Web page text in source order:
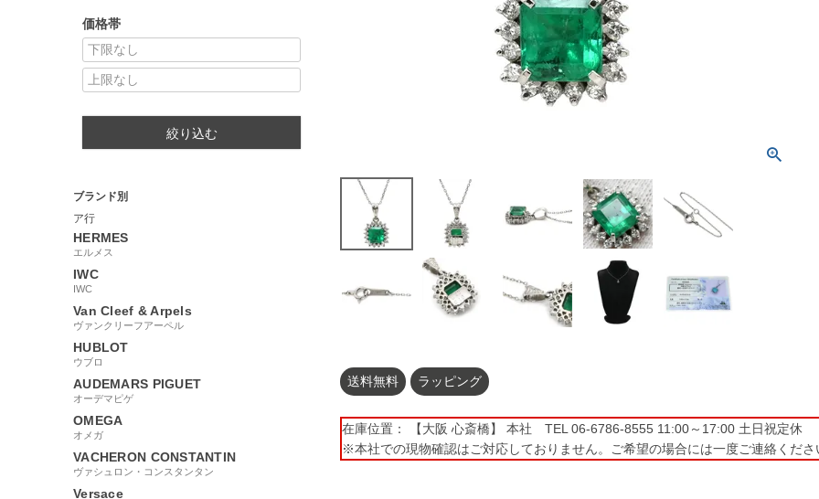
価格帯
絞り込む
ブランド別
ア行
HERMES
エルメス
IWC
IWC
Van Cleef & Arpels
ヴァンクリーフアーペル
HUBLOT
ウブロ
AUDEMARS PIGUET
オーデマピゲ
OMEGA
オメガ
VACHERON CONSTANTIN
ヴァシュロン・コンスタンタン
Versace
送料無料 ラッピング
在庫位置： 【大阪 心斎橋】 本社 TEL 06-6786-8555 11:00～17:00 土日祝定休
※本社での現物確認はご対応しておりません。ご希望の場合には一度ご連絡くださ